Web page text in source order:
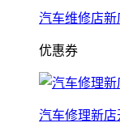
汽车维修店
优惠券
汽车修理新